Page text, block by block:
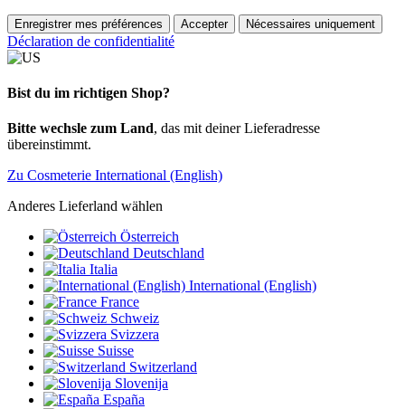
Enregistrer mes préférences Accepter Nécessaires uniquement
Déclaration de confidentialité
Bist du im richtigen Shop?
Bitte wechsle zum Land, das mit deiner Lieferadresse
übereinstimmt.
Zu Cosmeterie International (English)
Anderes Lieferland wählen
Österreich
Deutschland
Italia
International (English)
France
Schweiz
Svizzera
Suisse
Switzerland
Slovenija
España